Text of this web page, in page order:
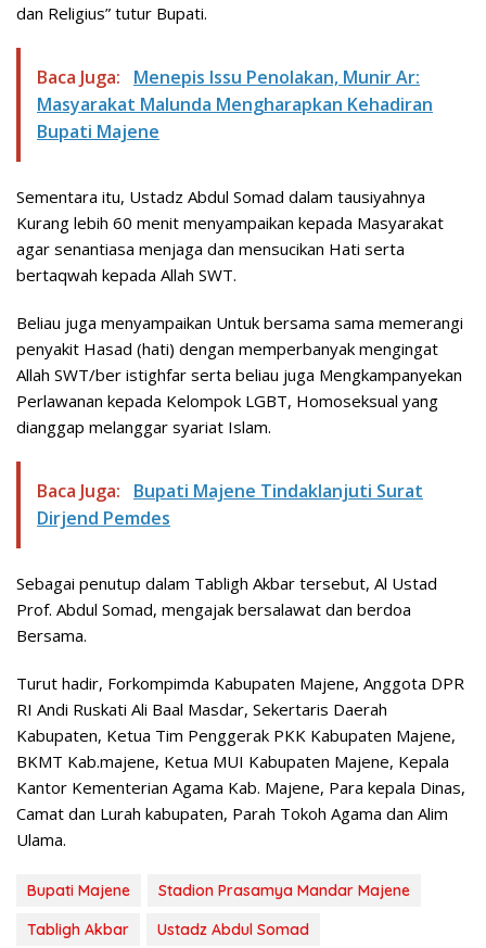
dan Religius” tutur Bupati.
Baca Juga:
Menepis Issu Penolakan, Munir Ar:
Masyarakat Malunda Mengharapkan Kehadiran
Bupati Majene
Sementara itu, Ustadz Abdul Somad dalam tausiyahnya
Kurang lebih 60 menit menyampaikan kepada Masyarakat
agar senantiasa menjaga dan mensucikan Hati serta
bertaqwah kepada Allah SWT.
Beliau juga menyampaikan Untuk bersama sama memerangi
penyakit Hasad (hati) dengan memperbanyak mengingat
Allah SWT/ber istighfar serta beliau juga Mengkampanyekan
Perlawanan kepada Kelompok LGBT, Homoseksual yang
dianggap melanggar syariat Islam.
Baca Juga:
Bupati Majene Tindaklanjuti Surat
Dirjend Pemdes
Sebagai penutup dalam Tabligh Akbar tersebut, Al Ustad
Prof. Abdul Somad, mengajak bersalawat dan berdoa
Bersama.
Turut hadir, Forkompimda Kabupaten Majene, Anggota DPR
RI Andi Ruskati Ali Baal Masdar, Sekertaris Daerah
Kabupaten, Ketua Tim Penggerak PKK Kabupaten Majene,
BKMT Kab.majene, Ketua MUI Kabupaten Majene, Kepala
Kantor Kementerian Agama Kab. Majene, Para kepala Dinas,
Camat dan Lurah kabupaten, Parah Tokoh Agama dan Alim
Ulama.
Bupati Majene
Stadion Prasamya Mandar Majene
Tabligh Akbar
Ustadz Abdul Somad